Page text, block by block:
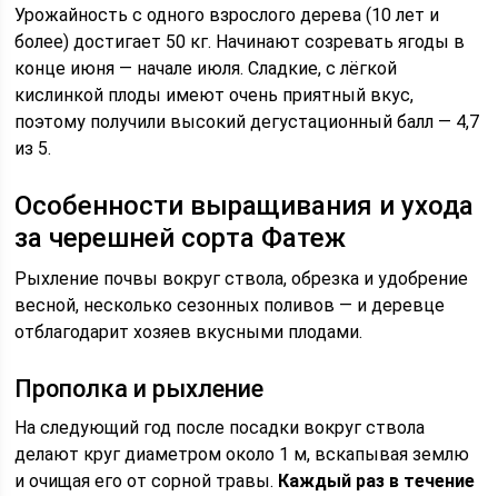
Урожайность с одного взрослого дерева (10 лет и
более) достигает 50 кг. Начинают созревать ягоды в
конце июня — начале июля. Сладкие, с лёгкой
кислинкой плоды имеют очень приятный вкус,
поэтому получили высокий дегустационный балл — 4,7
из 5.
Особенности выращивания и ухода
за черешней сорта Фатеж
Рыхление почвы вокруг ствола, обрезка и удобрение
весной, несколько сезонных поливов — и деревце
отблагодарит хозяев вкусными плодами.
Прополка и рыхление
На следующий год после посадки вокруг ствола
делают круг диаметром около 1 м, вскапывая землю
и очищая его от сорной травы. Каждый раз в течение